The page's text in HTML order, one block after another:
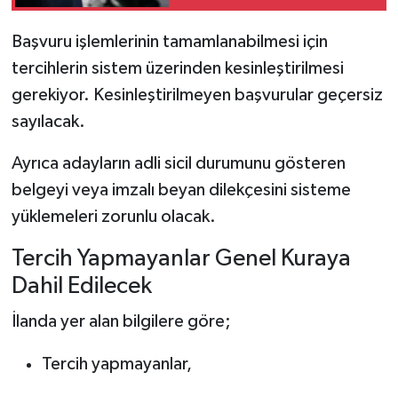
Başvuru işlemlerinin tamamlanabilmesi için
tercihlerin sistem üzerinden kesinleştirilmesi
gerekiyor. Kesinleştirilmeyen başvurular geçersiz
sayılacak.
Ayrıca adayların adli sicil durumunu gösteren
belgeyi veya imzalı beyan dilekçesini sisteme
yüklemeleri zorunlu olacak.
Tercih Yapmayanlar Genel Kuraya
Dahil Edilecek
İlanda yer alan bilgilere göre;
Tercih yapmayanlar,